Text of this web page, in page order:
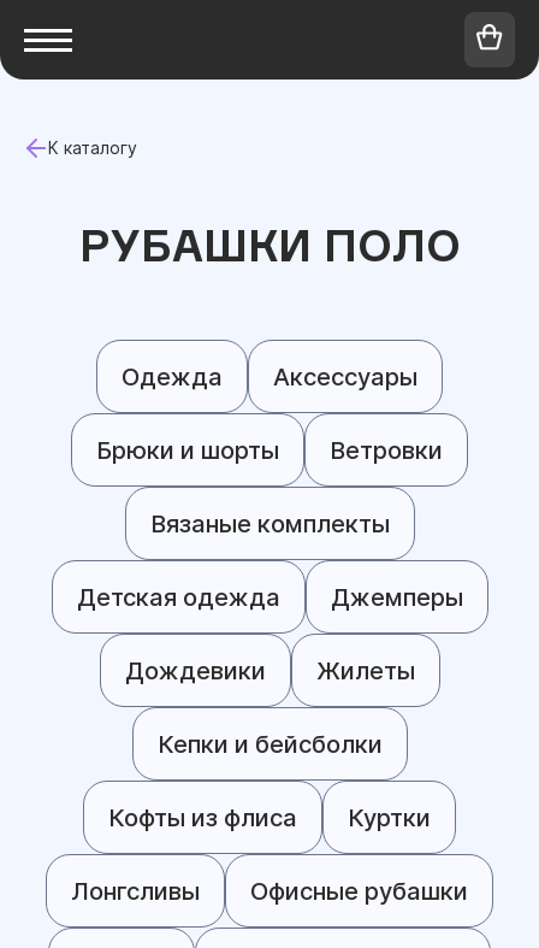
К каталогу
РУБАШКИ ПОЛО
Одежда Аксессуары
Брюки и шорты Ветровки
Вязаные комплекты
Детская одежда Джемперы
Дождевики Жилеты
Кепки и бейсболки
Кофты из флиса Куртки
Лонгсливы Офисные рубашки